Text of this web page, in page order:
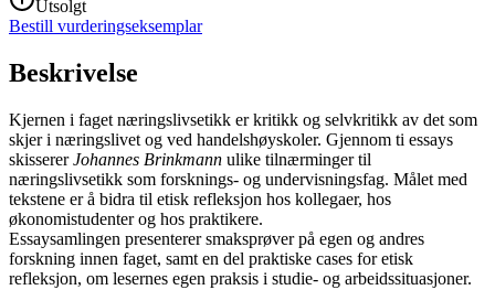
Utsolgt
Bestill vurderingseksemplar
Beskrivelse
Kjernen i faget næringslivsetikk er kritikk og selvkritikk av det som
skjer i næringslivet og ved handelshøyskoler. Gjennom ti essays
skissererJohannes Brinkmann ulike tilnærminger til
næringslivsetikk som forsknings- og undervisningsfag. Målet med
tekstene er å bidra til etisk refleksjon hos kollegaer, hos
økonomistudenter og hos praktikere.
Essaysamlingen presenterer smaksprøver på egen og andres
forskning innen faget, samt en del praktiske cases for etisk
refleksjon, om lesernes egen praksis i studie- og arbeidssituasjoner.